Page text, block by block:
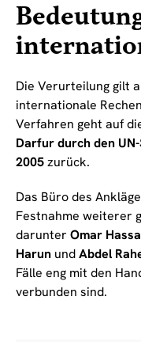
Die Verurteilung gilt
internationale
Verfahren geht auf
Darfur durch den
2005zurück.
Das Büro des
Festnahme weiterer
darunter Omar
Harun undAbdel
Fälle eng mit den
verbunden sind.